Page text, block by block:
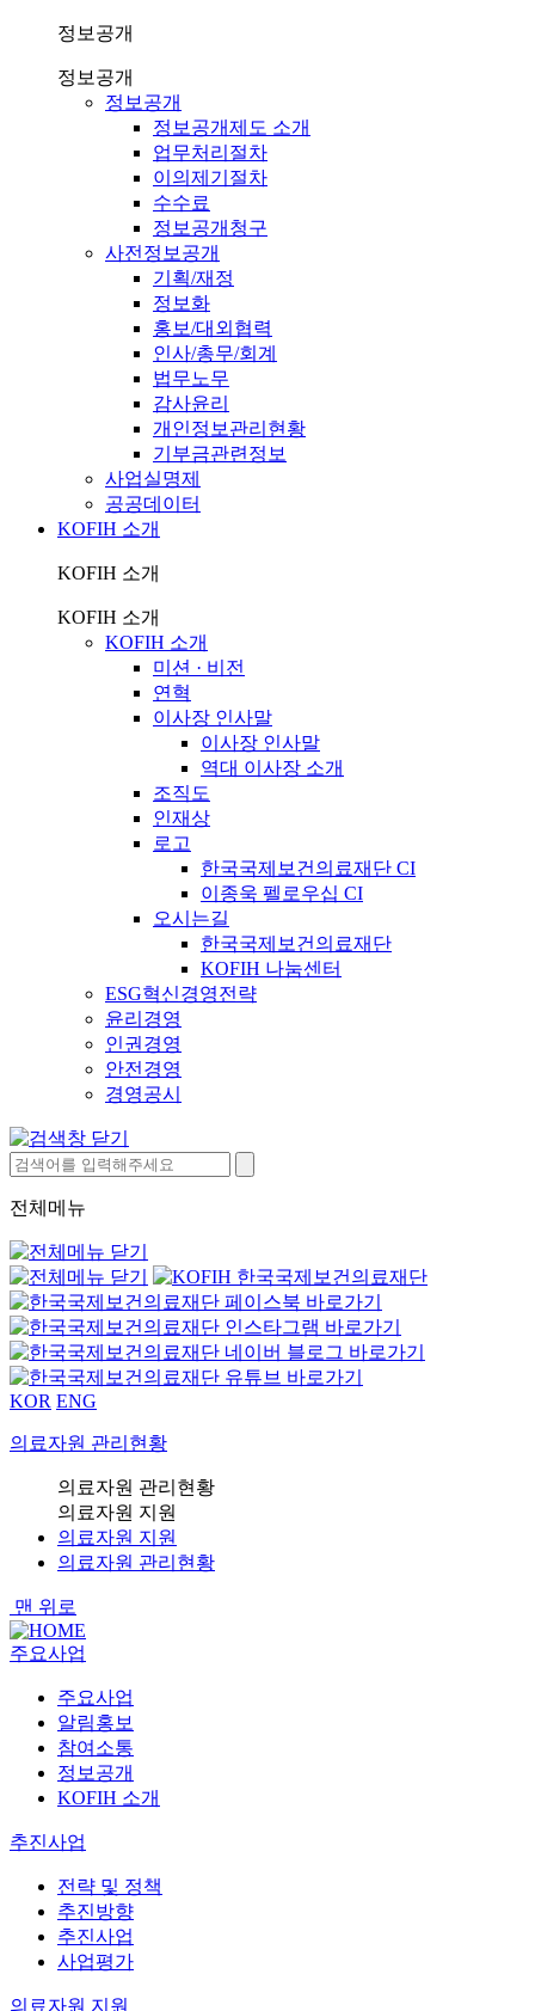
정보공개
정보공개
정보공개
정보공개제도 소개
업무처리절차
이의제기절차
수수료
정보공개청구
사전정보공개
기획/재정
정보화
홍보/대외협력
인사/총무/회계
법무노무
감사윤리
개인정보관리현황
기부금관련정보
사업실명제
공공데이터
KOFIH 소개
KOFIH 소개
KOFIH 소개
KOFIH 소개
미션 · 비전
연혁
이사장 인사말
이사장 인사말
역대 이사장 소개
조직도
인재상
로고
한국국제보건의료재단 CI
이종욱 펠로우십 CI
오시는길
한국국제보건의료재단
KOFIH 나눔센터
ESG혁신경영전략
윤리경영
인권경영
안전경영
경영공시
전체메뉴
KOR ENG
의료자원 관리현황
의료자원 관리현황
의료자원 지원
의료자원 지원
의료자원 관리현황
맨 위로
주요사업
주요사업
알림홍보
참여소통
정보공개
KOFIH 소개
추진사업
전략 및 정책
추진방향
추진사업
사업평가
의료자원 지원